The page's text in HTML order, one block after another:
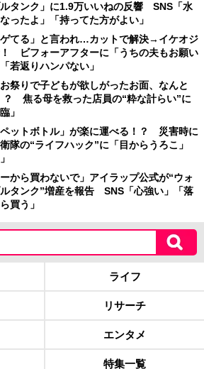
タンク」に1.9万いいねの反響 SNS「水
ったよ」「持ってた方がよい」
てる」と言われ…カットで解決→イケオジ
ビフォーアフターに「うちの夫もお願い
若返りハンパない」
お祭りで子どもが欲しがったお面、なんと
？ 焦る母を救った店員の“粋な計らい”に
」
ットボトル」が楽に運べる！？ 災害時に
隊の“ライフハック”に「目からうろこ」
ーから買わないで」アイラップ公式が“ウォ
タンク”増産を報告 SNS「心強い」「落
買う」
ライフ
リサーチ
エンタメ
特集一覧